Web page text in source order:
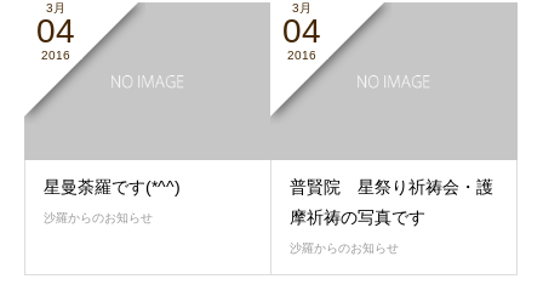
3月
04
2016
星曼荼羅です(*^^)
沙羅からのお知らせ
3月
04
2016
普賢院 星祭り祈祷会・護
摩祈祷の写真です
沙羅からのお知らせ